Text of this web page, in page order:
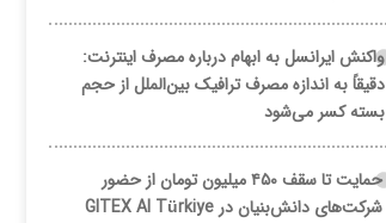
واکنش ایرانسل به ابهام درباره مصرف اینترنت:
دقیقاً به اندازه مصرف ترافیک بین‌الملل از حجم
بسته کسر می‌شود
حمایت تا سقف ۴۵۰ میلیون تومان از حضور
شرکت‌های دانش‌بنیان در GITEX AI Türkiye